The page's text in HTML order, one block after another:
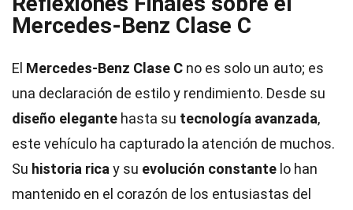
Mercedes-Benz Clase C
El Mercedes-Benz Clase C no es solo un auto; es
una declaración de estilo y rendimiento. Desde su
diseño elegante hasta su tecnología avanzada,
este vehículo ha capturado la atención de muchos.
Su historia rica y su evolución constante lo han
mantenido en el corazón de los entusiastas del